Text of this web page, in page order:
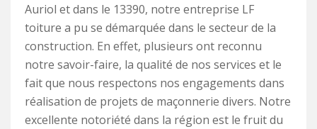
Auriol et dans le 13390, notre entreprise LF
toiture a pu se démarquée dans le secteur de la
construction. En effet, plusieurs ont reconnu
notre savoir-faire, la qualité de nos services et le
fait que nous respectons nos engagements dans
réalisation de projets de maçonnerie divers. Notre
excellente notoriété dans la région est le fruit du